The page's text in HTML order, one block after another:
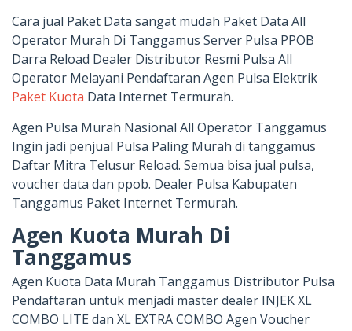
Cara jual Paket Data sangat mudah Paket Data All
Operator Murah Di Tanggamus Server Pulsa PPOB
Darra Reload Dealer Distributor Resmi Pulsa All
Operator Melayani Pendaftaran Agen Pulsa Elektrik
Paket Kuota Data Internet Termurah.
Agen Pulsa Murah Nasional All Operator Tanggamus
Ingin jadi penjual Pulsa Paling Murah di tanggamus
Daftar Mitra Telusur Reload. Semua bisa jual pulsa,
voucher data dan ppob. Dealer Pulsa Kabupaten
Tanggamus Paket Internet Termurah.
Agen Kuota Murah Di
Tanggamus
Agen Kuota Data Murah Tanggamus Distributor Pulsa
Pendaftaran untuk menjadi master dealer INJEK XL
COMBO LITE dan XL EXTRA COMBO Agen Voucher